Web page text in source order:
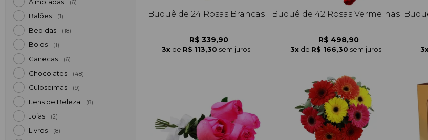
Almofadas (6)
Balões (1)
Bebidas (18)
Bolos (1)
Canecas (6)
Chocolates (48)
Guloseimas (9)
Itens de Beleza (8)
Joias (2)
Livros (8)
Buquê de 24 Rosas Brancas
R$ 339,90
3x de R$ 113,30 sem juros
Buquê de 42 Rosas Vermelhas
R$ 498,90
3x de R$ 166,30 sem juros